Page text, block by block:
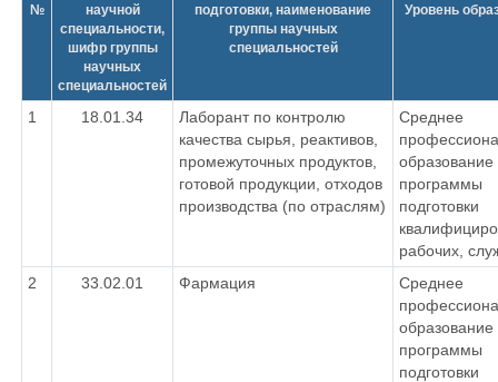
№
научной
специальности,
шифр группы
научных
специальностей
подготовки, наименование
группы научных
специальностей
Уровень
1 18.01.34
Лаборант по контролю
качества сырья, реактивов,
промежуточных продуктов,
готовой продукции, отходов
производства (по отраслям)
Среднее
образование
программы
подготовки
рабочих,
2
33.02.01 Фармация
Среднее
образование
программы
подготовки